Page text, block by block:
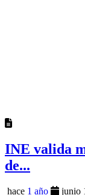
INE valida
de...
hace 1 año junio